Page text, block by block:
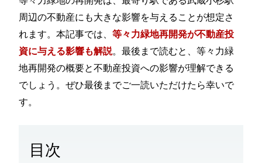
周辺の不動産にも大きな影響を与えることが想定さ
れます。本記事では、等々力緑地再開発が不動産投
資に与える影響も解説。最後まで読むと、等々力緑
地再開発の概要と不動産投資への影響が理解できる
でしょう。ぜひ最後までご一読いただけたら幸いで
す。
目次